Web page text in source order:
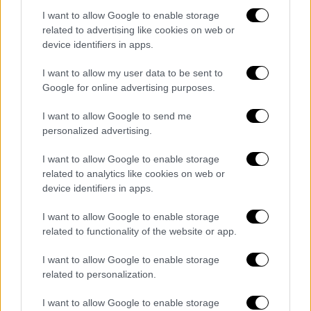
I want to allow Google to enable storage
related to advertising like cookies on web or
device identifiers in apps.
I want to allow my user data to be sent to
Google for online advertising purposes.
I want to allow Google to send me
personalized advertising.
I want to allow Google to enable storage
related to analytics like cookies on web or
device identifiers in apps.
I want to allow Google to enable storage
related to functionality of the website or app.
I want to allow Google to enable storage
related to personalization.
I want to allow Google to enable storage
έπαιξαν εξαιρετικά, όλα ξεκίνησαν από την
άμυνα. Δεν μιλάω για εμένα, θέλω να
συνεχίσω τη δουλειά. Ήταν μια απίστευτη
νύχτα, θέλαμε τη νίκη για να παραμείνουμε
στην πρώτη θέση, παίξαμε απίστευτη άμυνα.
απουσίες, αλλά δεν μας κόστισε. Έχουμε 15
παίκτες και είμαστε χαρούμενοι για τη νίκη».
Πολύ καλή παρουσία είχε και ο Σακίλ
ΜακΚίσικ με 16 πόντους, συνέχισε τις
6ρ.), ενώ πληθωρική εμφάνιση έκανε και ο
Λούκα Βιλντόζα (12π. 4ρ. 6 ασ.).
Οι Πειραιώτες ανέβηκαν στο 14-6 και
έμειναν μόνοι πρώτοι στην κορυφή μετά από
20 αγωνιστικές, ενώ η γερμανική ομάδα